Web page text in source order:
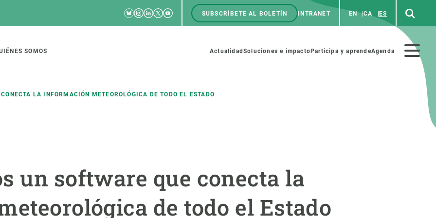
RRSS
Bluesky
Instagram
Linkedin
TwitterYoutube
Menú
top
SUBSCRÍBETE AL BOLETÍN INTRANET EN CA ES
SOMOS
Menú
secundario
Actualidad Soluciones e impacto Participa y aprendeAgenda
LA INFORMACIÓN METEOROLÓGICA DE TODO EL ESTADO
un software que conecta la
de todo el Estado
de ecosistemas
Soluciones
Política y gestión
Estrategia de Recursos Humanos
Pide tu MSCA-PF COLABORA